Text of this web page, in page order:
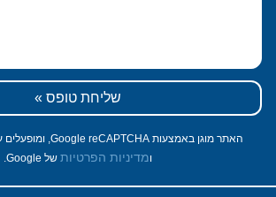
שליחת טופס »
האתר מוגן באמצעות Google reCAPTCHA, ומופעלים עליו
ומדיניות הפרטיות של Google.